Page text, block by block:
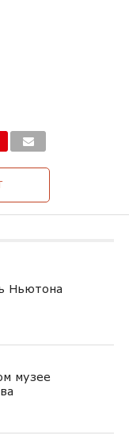
Ньютона
музее